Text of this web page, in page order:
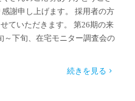
謝申し上げます。 採用者の方
ていただきます。 第26期の来
～下旬、在宅モニター調査会の
続きを見る